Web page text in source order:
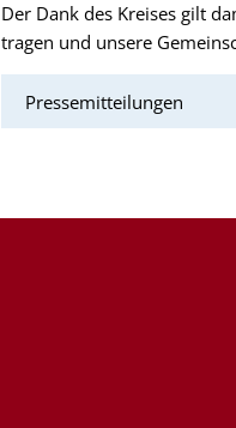
Der Dank des Kreises gilt
tragen und unsere
Pressemitteilungen